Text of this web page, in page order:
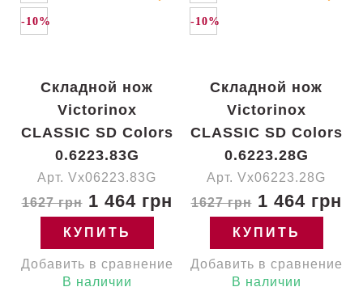
-10%
Складной нож
Victorinox
CLASSIC SD Colors
0.6223.83G
Арт. Vx06223.83G
1627 грн1 464 грн
КУПИТЬ
Добавить в сравнение
В наличии
-10%
Складной нож
Victorinox
CLASSIC SD Colors
0.6223.28G
Арт. Vx06223.28G
1627 грн1 464 грн
КУПИТЬ
Добавить в сравнение
В наличии